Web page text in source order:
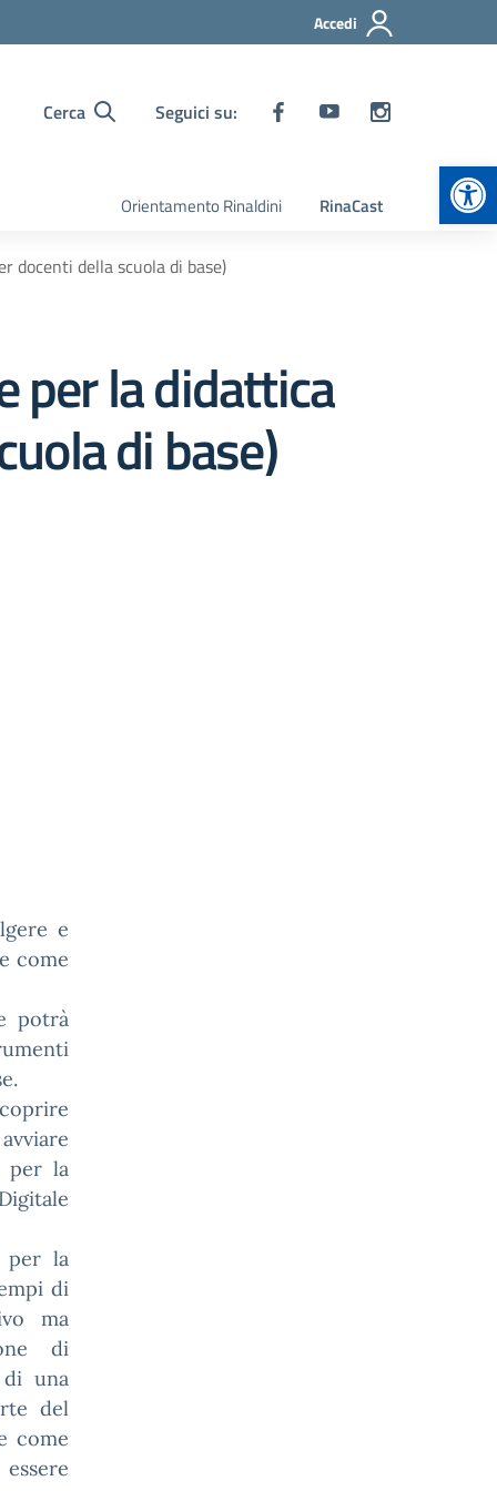
Accedi
Cerca Seguici su:
Orientamento Rinaldini RinaCast
docenti della scuola di base)
per la didattica
di base)
e
come
potrà
per la
per la
di
ma
di
una
del
come